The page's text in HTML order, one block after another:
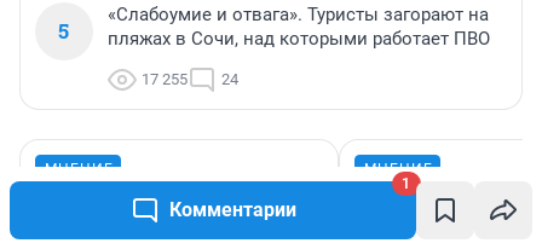
Комментарии
1
5
«Слабоумие и отвага». Туристы загорают на
пляжах в Сочи, над которыми работает ПВО
17 255 24
МНЕНИЕ
«Спуталась речь, понес
пургу». Врач — о
МНЕНИЕ
«Сливочное
разочаровало»: